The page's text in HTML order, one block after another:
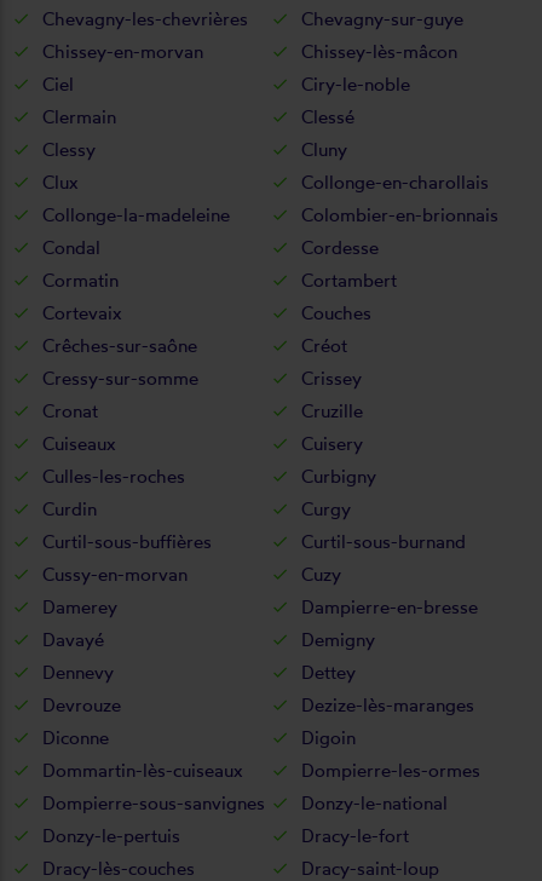
Chevagny-les-chevrières
Chevagny-sur-guye
Chissey-en-morvan
Chissey-lès-mâcon
Ciel
Ciry-le-noble
Clermain
Clessé
Clessy
Cluny
Clux
Collonge-en-charollais
Collonge-la-madeleine
Colombier-en-brionnais
Condal
Cordesse
Cormatin
Cortambert
Cortevaix
Couches
Crêches-sur-saône
Créot
Cressy-sur-somme
Crissey
Cronat
Cruzille
Cuiseaux
Cuisery
Culles-les-roches
Curbigny
Curdin
Curgy
Curtil-sous-buffières
Curtil-sous-burnand
Cussy-en-morvan
Cuzy
Damerey
Dampierre-en-bresse
Davayé
Demigny
Dennevy
Dettey
Devrouze
Dezize-lès-maranges
Diconne
Digoin
Dommartin-lès-cuiseaux
Dompierre-les-ormes
Dompierre-sous-sanvignes
Donzy-le-national
Donzy-le-pertuis
Dracy-le-fort
Dracy-lès-couches
Dracy-saint-loup